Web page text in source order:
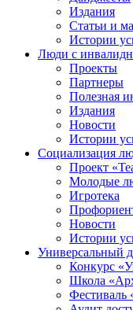
Издания
Статьи и
Истории
Люди с
Проекты
Партнеры
Полезная
Издания
Новости
Истории
Социализация
Проект
Молодые
Игротека
Новости
Истории
Универсальный
Конкурс
Школа
Фестиваль